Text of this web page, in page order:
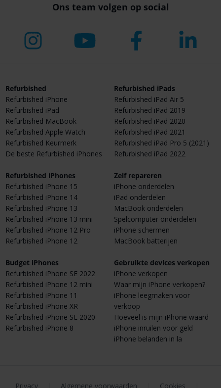
Ons team volgen op social
Refurbished
Refurbished iPhone
Refurbished iPad
Refurbished MacBook
Refurbished Apple Watch
Refurbished Keurmerk
De beste Refurbished iPhones
Refurbished iPhones
Refurbished iPhone 15
Refurbished iPhone 14
Refurbished iPhone 13
Refurbished iPhone 13 mini
Refurbished iPhone 12 Pro
Refurbished iPhone 12
Budget iPhones
Refurbished iPhone SE 2022
Refurbished iPhone 12 mini
Refurbished iPhone 11
Refurbished iPhone XR
Refurbished iPhone SE 2020
Refurbished iPhone 8
Refurbished iPads
Refurbished iPad Air 5
Refurbished iPad 2019
Refurbished iPad 2020
Refurbished iPad 2021
Refurbished iPad Pro 5 (2021)
Refurbished iPad 2022
Zelf repareren
iPhone onderdelen
iPad onderdelen
MacBook onderdelen
Spelcomputer onderdelen
iPhone schermen
MacBook batterijen
Gebruikte devices verkopen
iPhone verkopen
Waar mijn iPhone verkopen?
iPhone leegmaken voor
verkoop
Hoeveel is mijn iPhone waard
iPhone inruilen voor geld
iPhone belanden in la
Privacy Algemene voorwaarden Cookies